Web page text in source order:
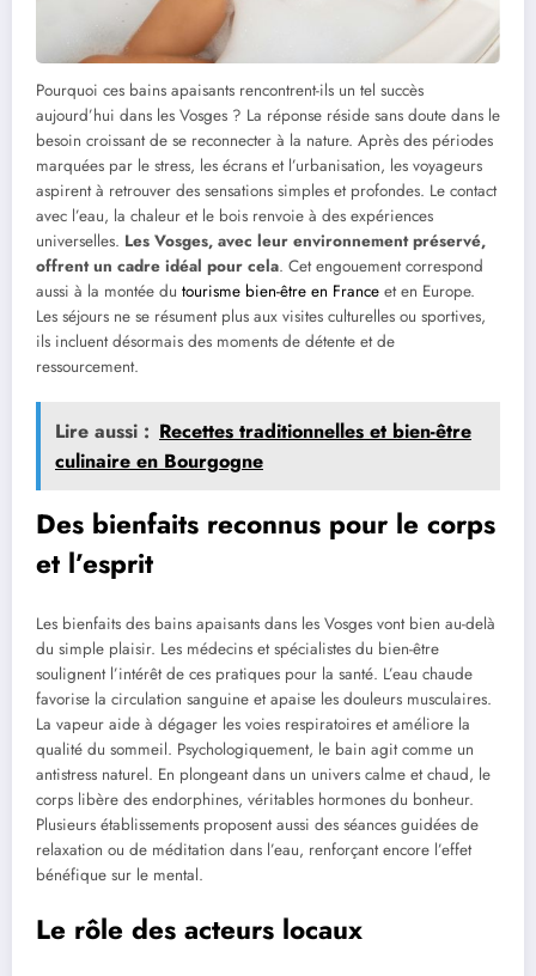
Pourquoi ces bains apaisants rencontrent-ils un tel succès
aujourd’hui dans les Vosges ? La réponse réside sans doute dans le
besoin croissant de se reconnecter à la nature. Après des périodes
marquées par le stress, les écrans et l’urbanisation, les voyageurs
aspirent à retrouver des sensations simples et profondes. Le contact
avec l’eau, la chaleur et le bois renvoie à des expériences
universelles. Les Vosges, avec leur environnement préservé,
offrent un cadre idéal pour cela. Cet engouement correspond
aussi à la montée du tourisme bien-être en France et en Europe.
Les séjours ne se résument plus aux visites culturelles ou sportives,
ils incluent désormais des moments de détente et de
ressourcement.
Lire aussi : Recettes traditionnelles et bien-être
culinaire en Bourgogne
Des bienfaits reconnus pour le corps
et l’esprit
Les bienfaits des bains apaisants dans les Vosges vont bien au-delà
du simple plaisir. Les médecins et spécialistes du bien-être
soulignent l’intérêt de ces pratiques pour la santé. L’eau chaude
favorise la circulation sanguine et apaise les douleurs musculaires.
La vapeur aide à dégager les voies respiratoires et améliore la
qualité du sommeil. Psychologiquement, le bain agit comme un
antistress naturel. En plongeant dans un univers calme et chaud, le
corps libère des endorphines, véritables hormones du bonheur.
Plusieurs établissements proposent aussi des séances guidées de
relaxation ou de méditation dans l’eau, renforçant encore l’effet
bénéfique sur le mental.
Le rôle des acteurs locaux